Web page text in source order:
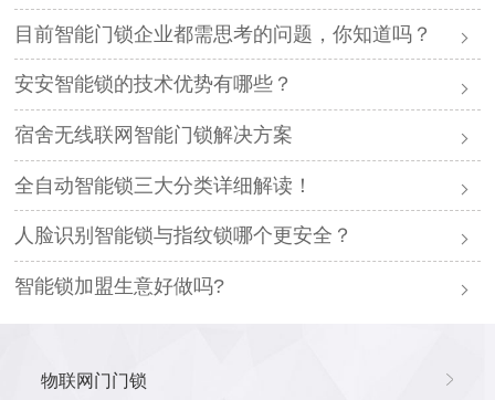
目前智能门锁企业都需思考的问题，你知道吗？
安安智能锁的技术优势有哪些？
宿舍无线联网智能门锁解决方案
全自动智能锁三大分类详细解读！
人脸识别智能锁与指纹锁哪个更安全？
智能锁加盟生意好做吗?
物联网门门锁